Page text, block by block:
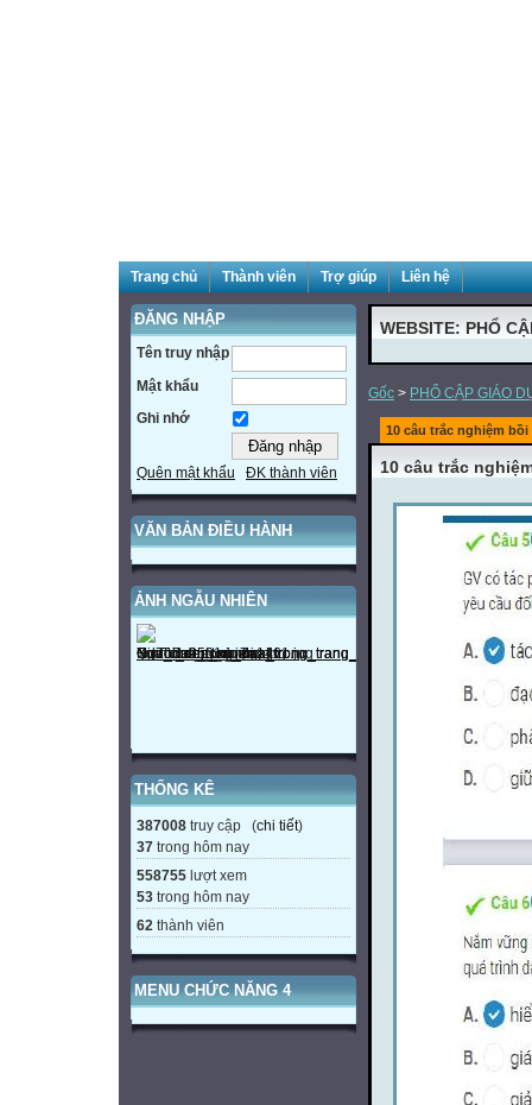
Trang chủ Thành viên Trợ giúp Liên hệ
ĐĂNG NHẬP
Tên truy nhập
Mật khẩu
Ghi nhớ
Quên mật khẩu ĐK thành viên
VĂN BẢN ĐIỀU HÀNH
ẢNH NGẪU NHIÊN
THỐNG KÊ
387008 truy cập (chi tiết)
37 trong hôm nay
558755 lượt xem
53 trong hôm nay
62 thành viên
MENU CHỨC NĂNG 4
WEBSITE: PHỔ
Gốc > PHỔ CẬP GIÁO
10 câu trắc nghiệm
10 câu trắc